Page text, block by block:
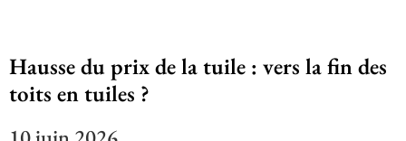
Hausse du prix de la tuile : vers la fin des
toits en tuiles ?